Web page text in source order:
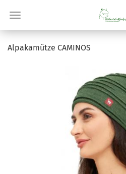
Al­pa­ka­müt­ze CA­MI­NOS